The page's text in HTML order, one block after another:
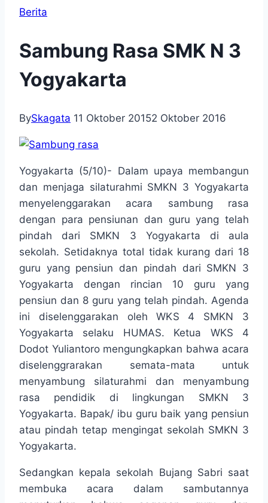
Berita
Sambung Rasa SMK N 3
Yogyakarta
BySkagata 11 Oktober 20152 Oktober 2016
Yogyakarta (5/10)- Dalam upaya membangun
dan menjaga silaturahmi SMKN 3 Yogyakarta
menyelenggarakan acara sambung rasa
dengan para pensiunan dan guru yang telah
pindah dari SMKN 3 Yogyakarta di aula
sekolah. Setidaknya total tidak kurang dari 18
guru yang pensiun dan pindah dari SMKN 3
Yogyakarta dengan rincian 10 guru yang
pensiun dan 8 guru yang telah pindah. Agenda
ini diselenggarakan oleh WKS 4 SMKN 3
Yogyakarta selaku HUMAS. Ketua WKS 4
Dodot Yuliantoro mengungkapkan bahwa acara
diselenggrarakan semata-mata untuk
menyambung silaturahmi dan menyambung
rasa pendidik di lingkungan SMKN 3
Yogyakarta. Bapak/ ibu guru baik yang pensiun
atau pindah tetap mengingat sekolah SMKN 3
Yogyakarta.
Sedangkan kepala sekolah Bujang Sabri saat
membuka acara dalam sambutannya